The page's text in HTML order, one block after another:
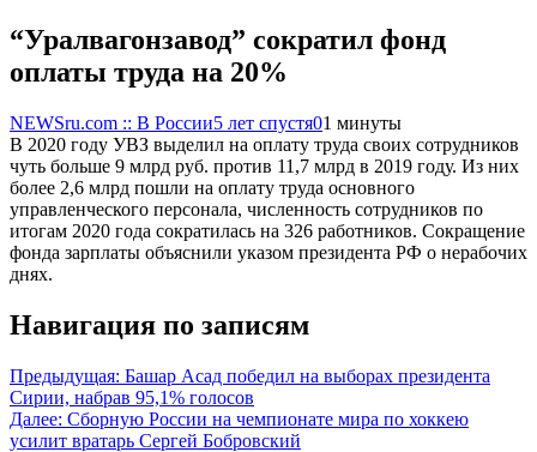
“Уралвагонзавод” сократил фонд
оплаты труда на 20%
NEWSru.com :: В России5 лет спустя01 минуты
В 2020 году УВЗ выделил на оплату труда своих сотрудников
чуть больше 9 млрд руб. против 11,7 млрд в 2019 году. Из них
более 2,6 млрд пошли на оплату труда основного
управленческого персонала, численность сотрудников по
итогам 2020 года сократилась на 326 работников. Сокращение
фонда зарплаты объяснили указом президента РФ о нерабочих
днях.
Навигация по записям
Предыдущая: Башар Асад победил на выборах президента
Сирии, набрав 95,1% голосов
Далее: Сборную России на чемпионате мира по хоккею
усилит вратарь Сергей Бобровский